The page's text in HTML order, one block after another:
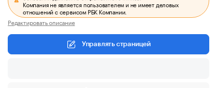
Компания не является пользователем и не имеет деловых
отношений с сервисом РБК Компании.
Редактировать описание
Управлять страницей